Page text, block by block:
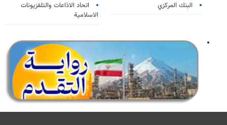
البنك المركزي
اتحاد الاذاعات والتلفزيونات
الاسلامية